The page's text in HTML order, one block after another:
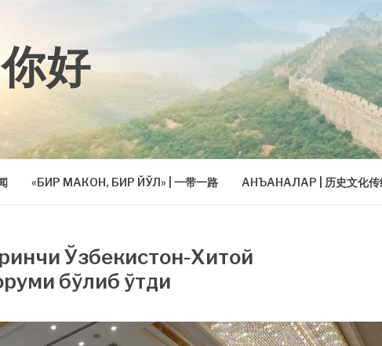
好
«БИР МАКОН, БИР ЙЎЛ» | 一带一路 АНЪАНАЛАР | 历史文化传
Ўзбекистон-Хитой
бўлиб ўтди